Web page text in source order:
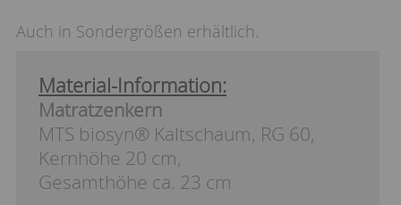
Auch in Sondergrößen erhältlich.
Material-Information:
Matratzenkern
MTS biosyn® Kaltschaum, RG 60,
Kernhöhe 20 cm,
Gesamthöhe ca. 23 cm